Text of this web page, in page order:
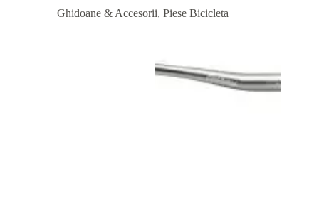
Ghidoane & Accesorii, Piese Bicicleta